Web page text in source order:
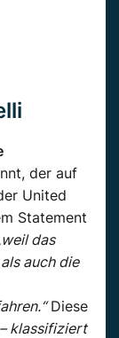
der auf
United
Statement
das
auch die
Diese
klassifiziert